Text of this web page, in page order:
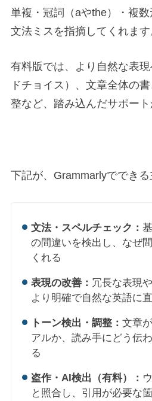
単複・冠詞（aやthe）・複
文法ミスを指摘してくれます
有料版では、より自然な表
ドチョイス）、文章全体の
整など、踏み込んだサポート
下記が、Grammarlyでできる
文法・スペルチェック：
の間違いを検出し、なぜ
くれる
表現の改善： 冗長な表現
より明確で自然な英語に
トーン検出・調整：文章
アルか、読み手にどう伝
る
盗作・AI検出（有料）：
と照合し、引用が必要な